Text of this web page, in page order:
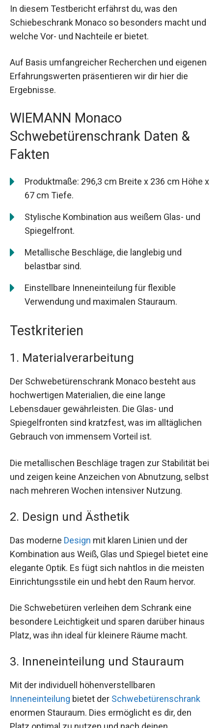
In diesem Testbericht erfährst du, was den
Schiebeschrank Monaco so besonders macht und
welche Vor- und Nachteile er bietet.
Auf Basis umfangreicher Recherchen und eigenen
Erfahrungswerten präsentieren wir dir hier die
Ergebnisse.
WIEMANN Monaco
Schwebetürenschrank Daten &
Fakten
Produktmaße: 296,3 cm Breite x 236 cm Höhe x
67 cm Tiefe.
Stylische Kombination aus weißem Glas- und
Spiegelfront.
Metallische Beschläge, die langlebig und
belastbar sind.
Einstellbare Inneneinteilung für flexible
Verwendung und maximalen Stauraum.
Testkriterien
1. Materialverarbeitung
Der Schwebetürenschrank Monaco besteht aus
hochwertigen Materialien, die eine lange
Lebensdauer gewährleisten. Die Glas- und
Spiegelfronten sind kratzfest, was im alltäglichen
Gebrauch von immensem Vorteil ist.
Die metallischen Beschläge tragen zur Stabilität bei
und zeigen keine Anzeichen von Abnutzung, selbst
nach mehreren Wochen intensiver Nutzung.
2. Design und Ästhetik
Das moderne Design mit klaren Linien und der
Kombination aus Weiß, Glas und Spiegel bietet eine
elegante Optik. Es fügt sich nahtlos in die meisten
Einrichtungsstile ein und hebt den Raum hervor.
Die Schwebetüren verleihen dem Schrank eine
besondere Leichtigkeit und sparen darüber hinaus
Platz, was ihn ideal für kleinere Räume macht.
3. Inneneinteilung und Stauraum
Mit der individuell höhenverstellbaren
Inneneinteilung bietet der Schwebetürenschrank
enormen Stauraum. Dies ermöglicht es dir, den